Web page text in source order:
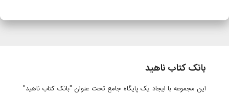
بانک کتاب ناهید
این مجموعه با ایجاد یک پایگاه جامع تحت عنوان "بانک کتاب ناهید"